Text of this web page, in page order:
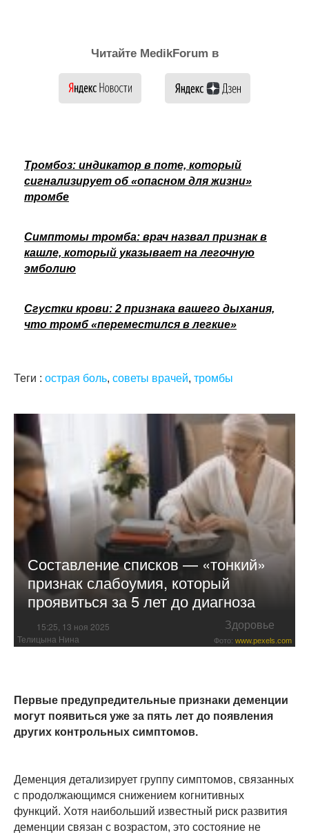
Читайте MedikForum в
Тромбоз: индикатор в поте, который
сигнализирует об «опасном для жизни»
тромбе
Симптомы тромба: врач назвал признак в
кашле, который указывает на легочную
эмболию
Сгустки крови: 2 признака вашего дыхания,
что тромб «переместился в легкие»
Теги : острая боль, советы врачей, тромбы
Составление списков — «тонкий»
признак слабоумия, который
проявиться за 5 лет до диагноза
15:25, 13 ноя 2025 Здоровье
Телицына Нина Фото: www.pexels.com
Первые предупредительные признаки деменции
могут появиться уже за пять лет до появления
других контрольных симптомов.
Деменция детализирует группу симптомов, связанных
с продолжающимся снижением когнитивных
функций. Хотя наибольший известный риск развития
деменции связан с возрастом, это состояние не